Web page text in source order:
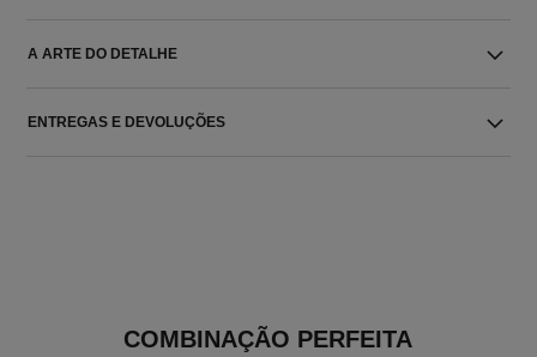
A ARTE DO DETALHE
ENTREGAS E DEVOLUÇÕES
COMBINAÇÃO PERFEITA